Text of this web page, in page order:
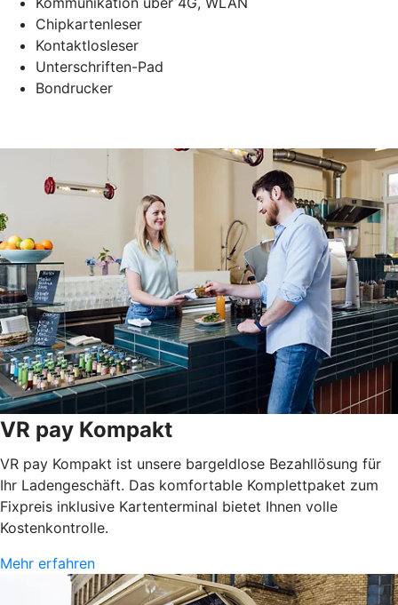
Chipkartenleser
Kontaktlosleser
Unterschriften-Pad
Bondrucker
VR pay Kompakt
VR pay Kompakt ist unsere bargeldlose Bezahllösung für
Ihr Ladengeschäft. Das komfortable Komplettpaket zum
Fixpreis inklusive Kartenterminal bietet Ihnen volle
Kostenkontrolle.
Mehr erfahren